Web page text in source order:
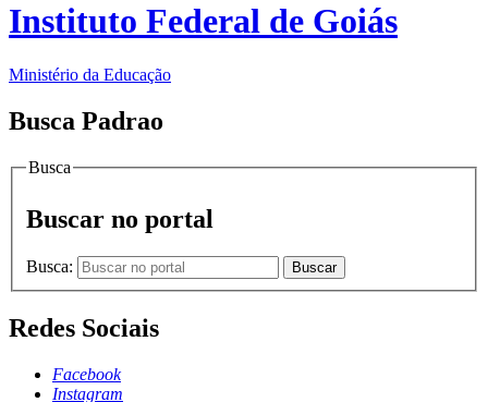
Instituto Federal de Goiás
Ministério da Educação
Busca Padrao
Busca
Buscar no portal
Busca: Buscar
Redes Sociais
Facebook
Instagram